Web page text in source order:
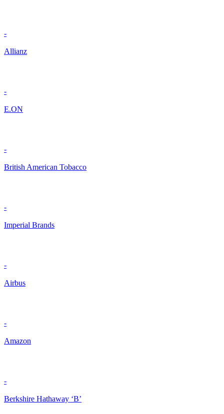
-
Allianz
-
E.ON
-
British American Tobacco
-
Imperial Brands
-
Airbus
-
Amazon
-
Berkshire Hathaway ‘B’